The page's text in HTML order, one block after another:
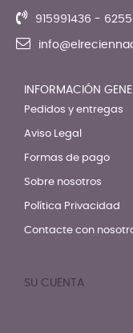
915991436 -
INFORMACIÓN
Pedidos y entregas
Aviso Legal
Formas de pago
Sobre nosotros
Política Privacidad
Contacte con
SU CUENTA